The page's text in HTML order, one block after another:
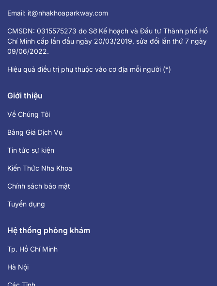
Email: it@nhakhoaparkway.com
CMSDN: 0315575273 do Sở Kế hoạch và Đầu tư Thành phố Hồ
Chí Minh cấp lần đầu ngày 20/03/2019, sửa đổi lần thứ 7 ngày
09/06/2022.
Hiệu quả điều trị phụ thuộc vào cơ địa mỗi người (*)
Giới thiệu
Về Chúng Tôi
Bảng Giá Dịch Vụ
Tin tức sự kiện
Kiến Thức Nha Khoa
Chính sách bảo mật
Tuyển dụng
Hệ thống phòng khám
Tp. Hồ Chí Minh
Hà Nội